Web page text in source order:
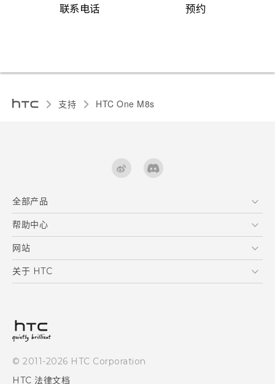
联系电话 预约
支持 HTC One M8s‎
全部产品
区块链智能手机
VIVE
帮助中心
在线客服
支援与服务
产品保固说明
网站
HTC Dev
关于 HTC
投资人
© 2011-2026 HTC Corporation
HTC 法律文档